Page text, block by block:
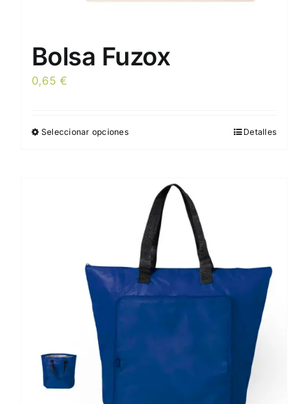
Bolsa Fuzox
0,65€
Seleccionar opcionesEste
múltiples
variantes.
Las
opciones
se
pueden
elegir
la
Detalles